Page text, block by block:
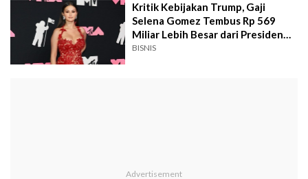
Kritik Kebijakan Trump, Gaji
Selena Gomez Tembus Rp 569
Miliar Lebih Besar dari Presiden
AS
BISNIS